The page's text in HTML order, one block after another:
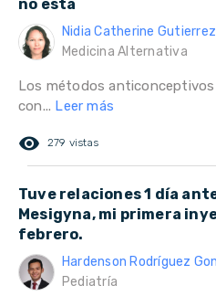
no esta
Nidia Catherine
Medicina Alternativa
Los métodos
con... Leer más
remove_red_eye 279 vistas
Tuve relaciones 1 día
Mesigyna, mi primera
febrero.
Hardenson Rodríguez
Pediatría